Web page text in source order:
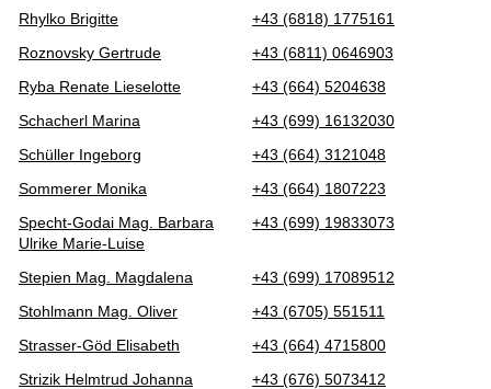
Rhylko Brigitte
+43 (6818) 1775161
Roznovsky Gertrude
+43 (6811) 0646903
Ryba Renate Lieselotte
+43 (664) 5204638
Schacherl Marina
+43 (699) 16132030
Schüller Ingeborg
+43 (664) 3121048
Sommerer Monika
+43 (664) 1807223
Specht-Godai Mag. Barbara
Ulrike Marie-Luise
+43 (699) 19833073
Stepien Mag. Magdalena
+43 (699) 17089512
Stohlmann Mag. Oliver
+43 (6705) 551511
Strasser-Göd Elisabeth
+43 (664) 4715800
Strizik Helmtrud Johanna
+43 (676) 5073412